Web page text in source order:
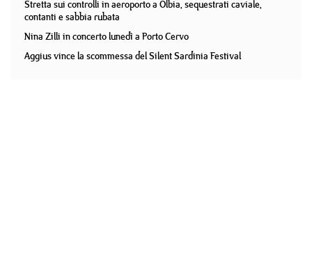
Stretta sui controlli in aeroporto a Olbia, sequestrati caviale,
contanti e sabbia rubata
Nina Zilli in concerto lunedì a Porto Cervo
Aggius vince la scommessa del Silent Sardinia Festival